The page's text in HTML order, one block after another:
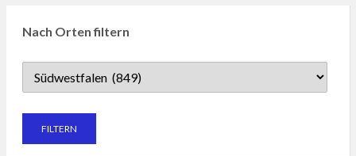
Nach Orten filtern